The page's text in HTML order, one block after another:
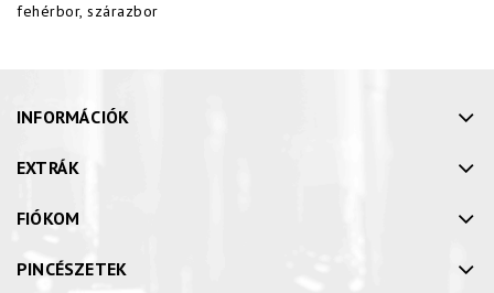
fehérbor, szárazbor
INFORMÁCIÓK
EXTRÁK
FIÓKOM
PINCÉSZETEK